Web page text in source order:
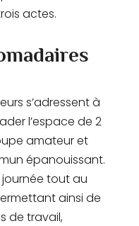
actes.
s’adressent à
l’espace de 2
amateur et
épanouissant.
journée tout au
ainsi de
de travail,